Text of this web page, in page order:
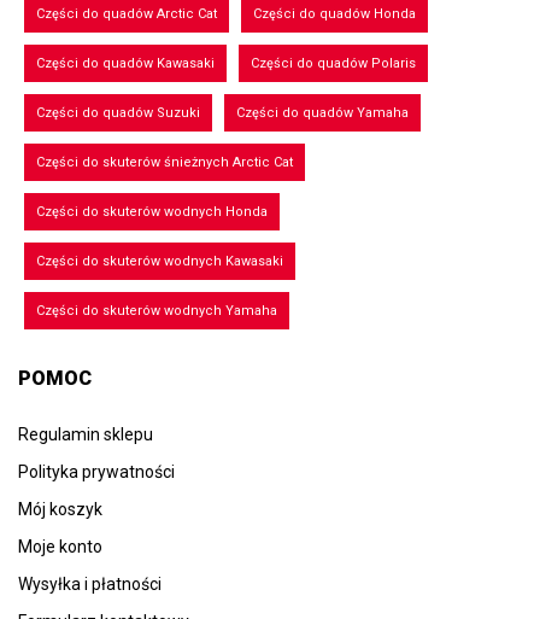
Części do quadów Arctic Cat Części do quadów Honda
Części do quadów Kawasaki Części do quadów Polaris
Części do quadów Suzuki Części do quadów Yamaha
Części do skuterów śnieżnych Arctic Cat
Części do skuterów wodnych Honda
Części do skuterów wodnych Kawasaki
Części do skuterów wodnych Yamaha
POMOC
Regulamin sklepu
Polityka prywatności
Mój koszyk
Moje konto
Wysyłka i płatności